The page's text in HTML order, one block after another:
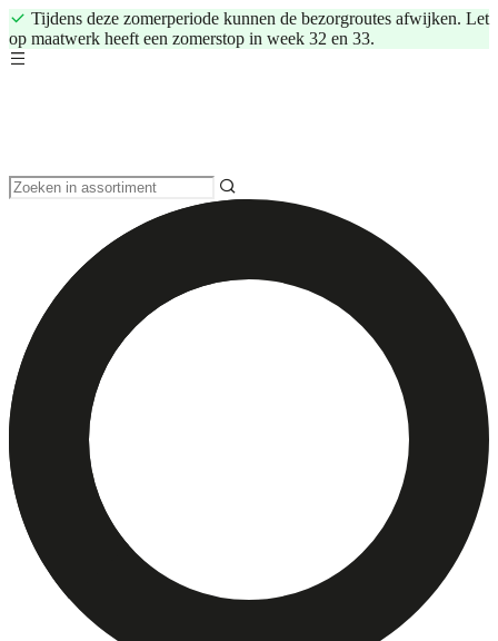
Tijdens deze zomerperiode kunnen de bezorgroutes afwijken. Let
op maatwerk heeft een zomerstop in week 32 en 33.